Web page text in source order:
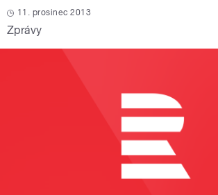
11. prosinec 2013
Zprávy